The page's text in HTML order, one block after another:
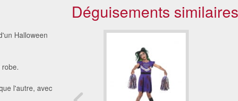
Halloween
l'autre, avec
Déguisements similaires